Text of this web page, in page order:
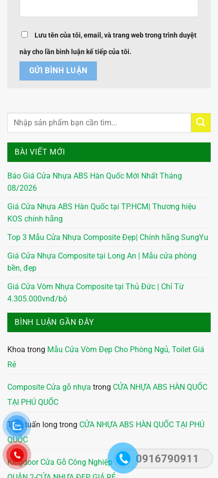
0916790911
BÀI VIẾT MỚI
Báo Giá Cửa Nhựa ABS Hàn Quốc Mới Nhất Tháng
08/2026
Giá Cửa Nhựa ABS Hàn Quốc tại TP.HCM| Thương hiệu
KOS chính hãng
Top 3 Mẫu Cửa Nhựa Composite Đẹp| Chính hãng SungYu
Giá Cửa Nhựa Composite tại Long An | Mẫu cửa phòng
bền, đẹp
Giá Cửa Vòm Nhựa Composite tại Thủ Đức | Chỉ Từ
4.305.000vnđ/bộ
BÌNH LUẬN GẦN ĐÂY
Khoa trong Mẫu Cửa Vòm Đẹp Cho Phòng Ngủ, Toilet Giá
Rẻ
Composite Cửa gỗ nhựa trong CỬA NHỰA ABS HÀN QUỐC
TẠI PHÚ QUỐC
Trần tuấn long trong CỬA NHỰA ABS HÀN QUỐC TẠI PHÚ
QUỐC
Kingdoor Cửa Gỗ Công Nghiệp trong
GIÁ CỬA NHỰA TẠI
Lưu tên của tôi, email, và trang web trong trình duyệt
này cho lần bình luận kế tiếp của tôi.